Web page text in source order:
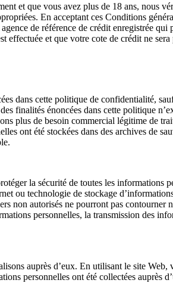
et que vous avez plus de 18 ans, nous
En acceptant ces Conditions
de référence de crédit enregistrée
et que votre cote de crédit ne
dans cette politique de confidentialité,
finalités énoncées dans cette politique
plus de besoin commercial légitime de
ont été stockées dans des archives de
la sécurité de toutes les informations
ou technologie de stockage
non autorisés ne pourront pas
personnelles, la transmission des
auprès d’eux. En utilisant le site
personnelles ont été collectées auprès